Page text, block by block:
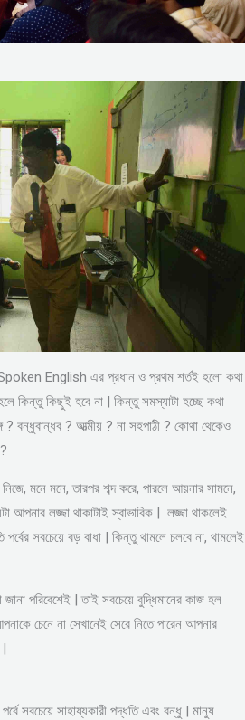
English এর প্রধান ও প্রথম শর্তই হলো কথা
কিন্তু কিছুই হবে না | কিন্তু সমস্যাটা হচ্ছে কথা
? বন্ধুবান্ধব ? আত্মীয় ? না সহপাঠী ? কোথা থেকেও
মনে মনে, তারপর শব্দ করে, পারলে আয়নার সামনে,
আপনার লজ্জা থাকাটাই স্বাভাবিক | লজ্জা থাকলেই
সবচেয়ে বড় বাধা | কিন্তু থামলে চলবে না, থামলেই
পরিবেশেই | তাই সবচেয়ে বুদ্ধিমানের কাজ হল
চেনে না সেখানেই সেরে নিতে পারেন আপনার
|
সবচেয়ে সাহায্যকারী পদ্ধতি এবং বন্ধু | মানুষ